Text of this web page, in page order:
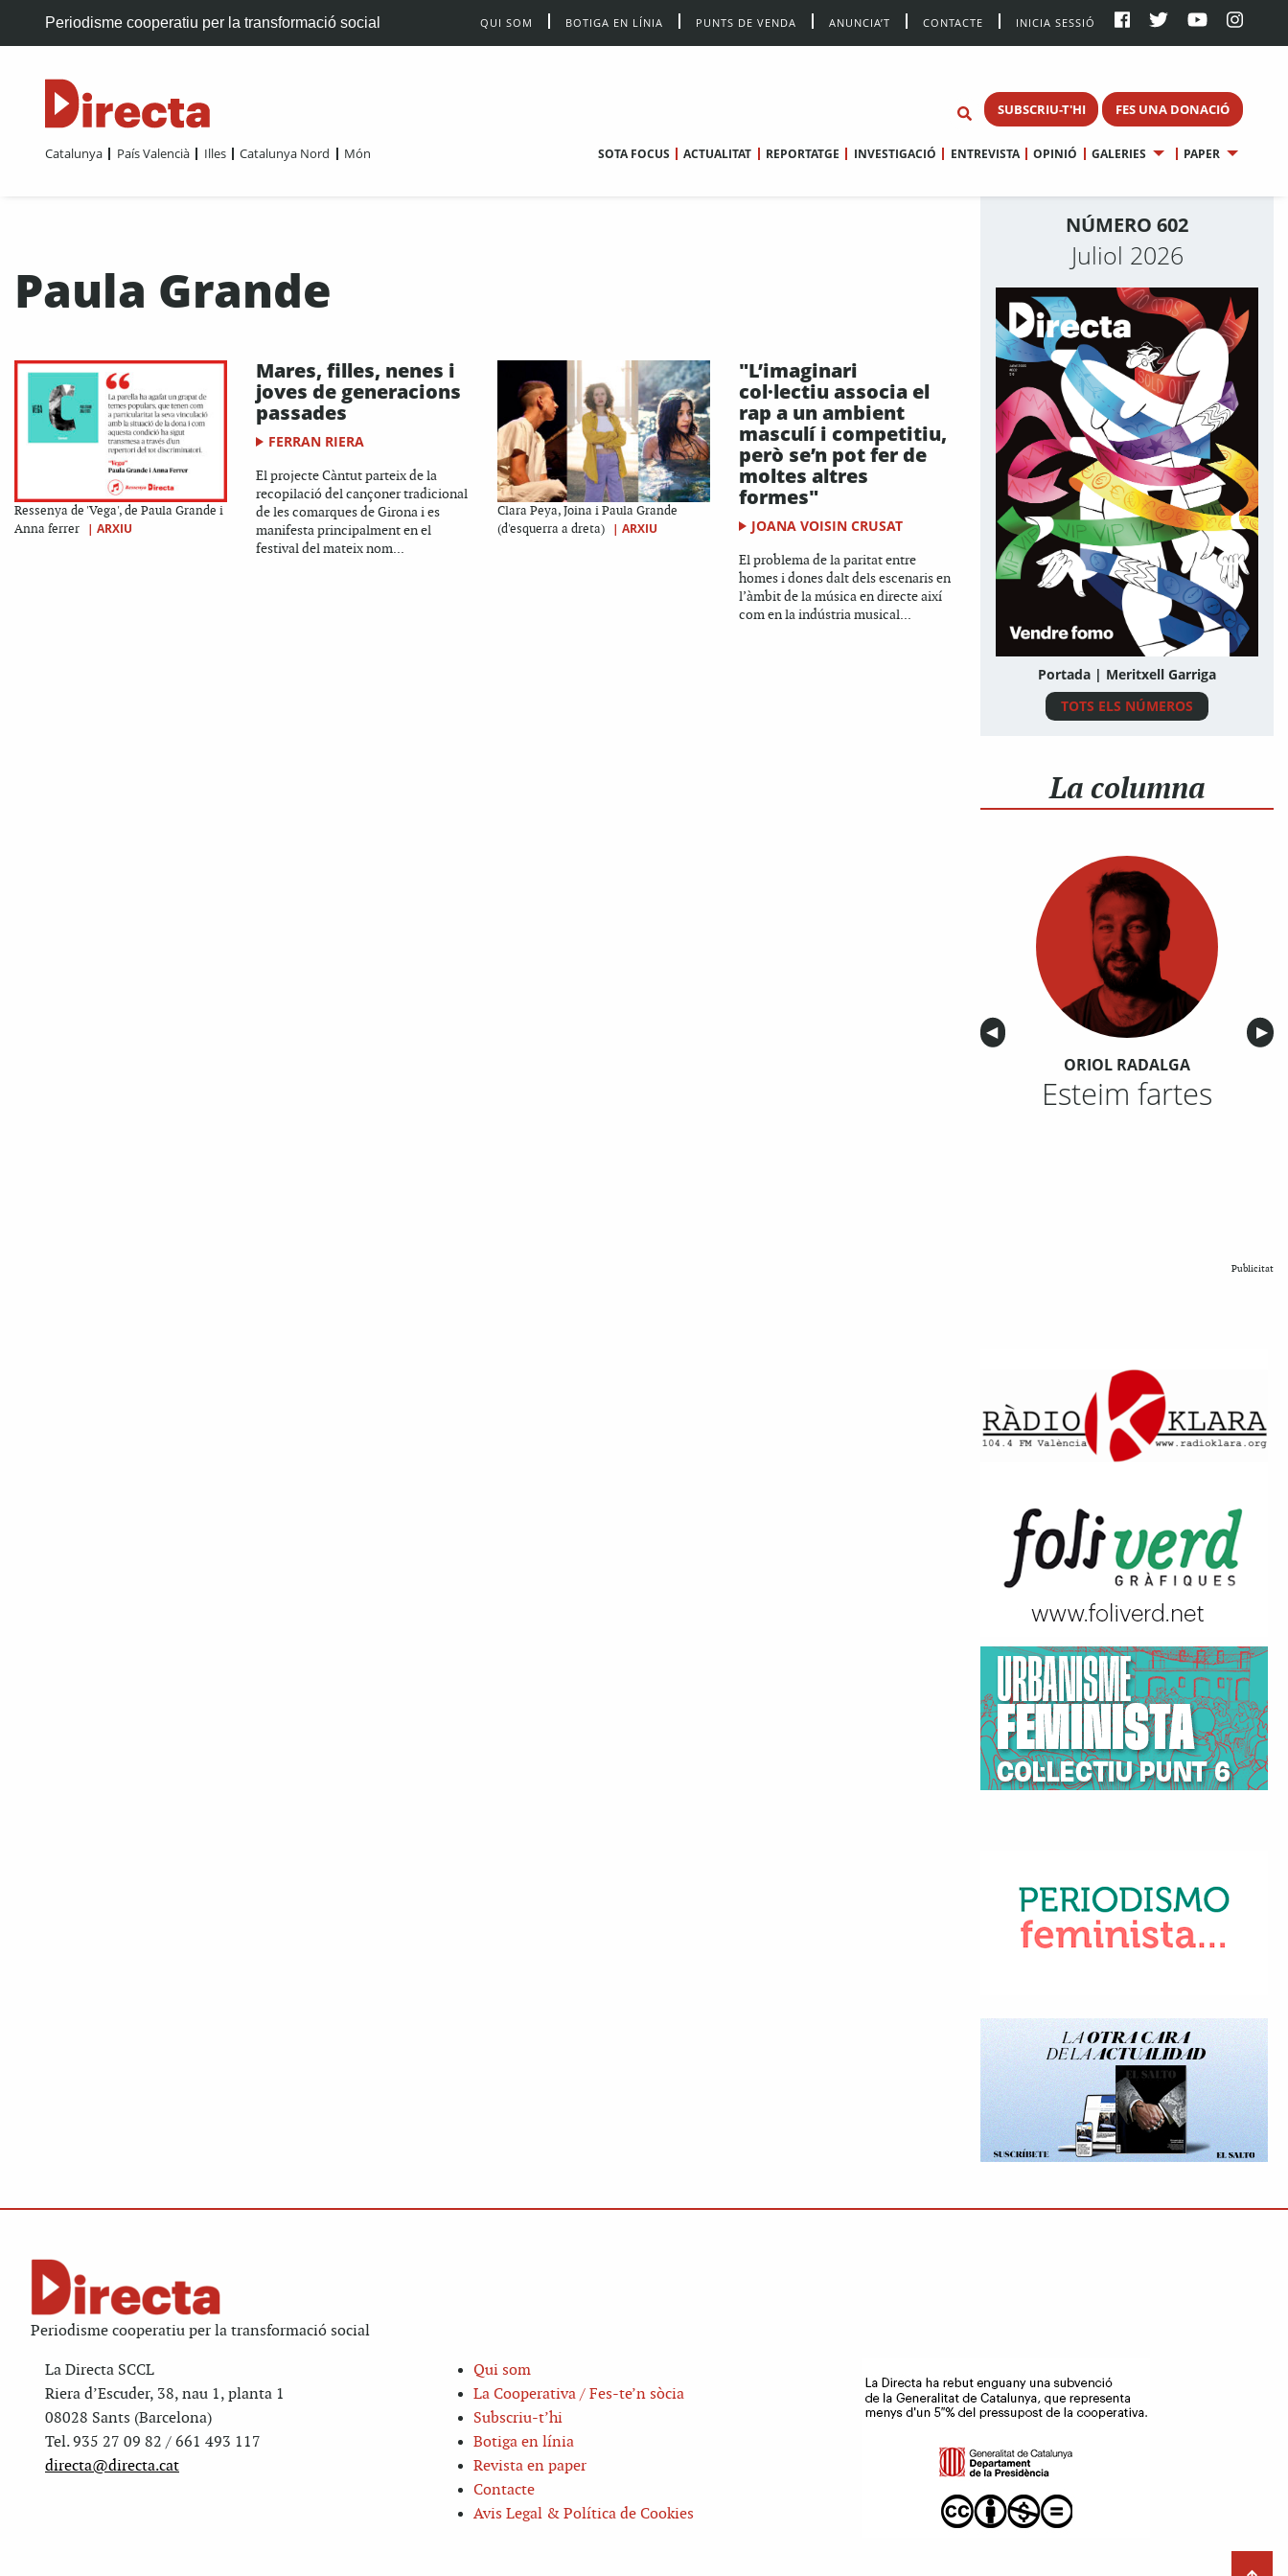
Periodisme cooperatiu per la transformació social QUI SOM BOTIGA EN LÍNIA PUNTS DE VENDA ANUNCIA’T CONTACTE INICIA SESSIÓ
SUBSCRIU-T'HI FES UNA DONACIÓ
Catalunya País Valencià Illes Catalunya Nord Món SOTA FOCUS ACTUALITAT REPORTATGE INVESTIGACIÓ ENTREVISTA OPINIÓ GALERIES PAPER
Paula Grande
Ressenya de 'Vega', de Paula Grande i
Anna ferrer
| ARXIU
Mares, filles, nenes i
joves de generacions
passades
FERRAN RIERA
El projecte Càntut parteix de la
recopilació del cançoner tradicional
de les comarques de Girona i es
manifesta principalment en el
festival del mateix nom...
Clara Peya, Joina i Paula Grande
(d'esquerra a dreta)
| ARXIU
"L’imaginari
col·lectiu associa el
rap a un ambient
masculí i competitiu,
però se’n pot fer de
moltes altres
formes"
JOANA VOISIN CRUSAT
El problema de la paritat entre
homes i dones dalt dels escenaris en
l’àmbit de la música en directe així
com en la indústria musical...
NÚMERO 602
Juliol 2026
Portada | Meritxell Garriga
TOTS ELS NÚMEROS
La columna
Anterior
◀︎ ▶︎
ORIOL RADALGA
Esteim fartes
Publicitat
Periodisme cooperatiu per la transformació social
La Directa SCCL
Riera d’Escuder, 38, nau 1, planta 1
08028 Sants (Barcelona)
Tel. 935 27 09 82 / 661 493 117
directa@directa.cat
Qui som
La Cooperativa / Fes-te’n sòcia
Subscriu-t’hi
Botiga en línia
Revista en paper
Contacte
Avis Legal & Política de Cookies